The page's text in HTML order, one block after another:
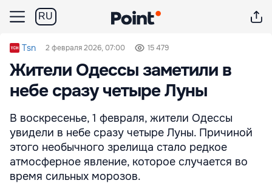
RU
Tsn 2 февраля 2026, 07:00 15 479
Жители Одессы заметили в
небе сразу четыре Луны
В воскресенье, 1 февраля, жители Одессы
увидели в небе сразу четыре Луны. Причиной
этого необычного зрелища стало редкое
атмосферное явление, которое случается во
время сильных морозов.